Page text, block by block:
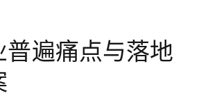
普遍痛点与落地